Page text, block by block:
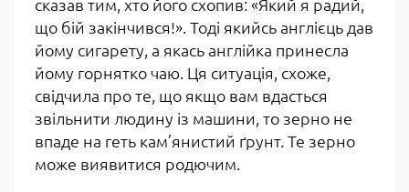
що бій закінчився!». Тоді якийсь англієць дав
йому сигарету, а якась англійка принесла
йому горнятко чаю. Ця ситуація, схоже,
свідчила про те, що якщо вам вдасться
звільнити людину із машини, то зерно не
впаде на геть кам’янистий ґрунт. Те зерно
може виявитися родючим.